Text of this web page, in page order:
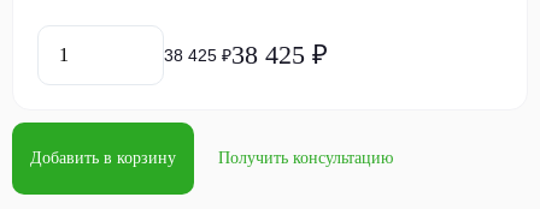
38 425 ₽38 425 ₽
Добавить в корзину Получить консультацию